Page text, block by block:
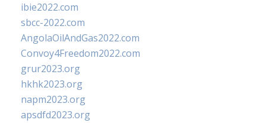
ibie2022.com
sbcc-2022.com
AngolaOilAndGas2022.com
Convoy4Freedom2022.com
grur2023.org
hkhk2023.org
napm2023.org
apsdfd2023.org